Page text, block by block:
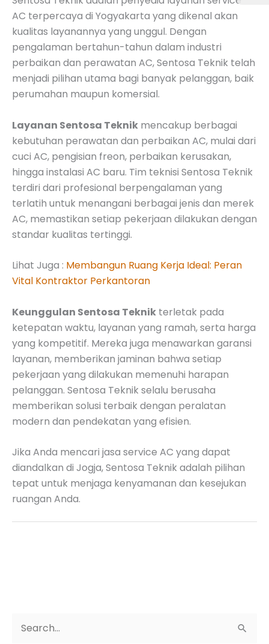
AC terpercaya di Yogyakarta yang dikenal akan
kualitas layanannya yang unggul. Dengan
pengalaman bertahun-tahun dalam industri
perbaikan dan perawatan AC, Sentosa Teknik telah
menjadi pilihan utama bagi banyak pelanggan, baik
perumahan maupun komersial.
Layanan Sentosa Teknik mencakup berbagai
kebutuhan perawatan dan perbaikan AC, mulai dari
cuci AC, pengisian freon, perbaikan kerusakan,
hingga instalasi AC baru. Tim teknisi Sentosa Teknik
terdiri dari profesional berpengalaman yang
terlatih untuk menangani berbagai jenis dan merek
AC, memastikan setiap pekerjaan dilakukan dengan
standar kualitas tertinggi.
Lihat Juga : Membangun Ruang Kerja Ideal: Peran
Vital Kontraktor Perkantoran
Keunggulan Sentosa Teknik terletak pada
ketepatan waktu, layanan yang ramah, serta harga
yang kompetitif. Mereka juga menawarkan garansi
layanan, memberikan jaminan bahwa setiap
pekerjaan yang dilakukan memenuhi harapan
pelanggan. Sentosa Teknik selalu berusaha
memberikan solusi terbaik dengan peralatan
modern dan pendekatan yang efisien.
Jika Anda mencari jasa service AC yang dapat
diandalkan di Jogja, Sentosa Teknik adalah pilihan
tepat untuk menjaga kenyamanan dan kesejukan
ruangan Anda.